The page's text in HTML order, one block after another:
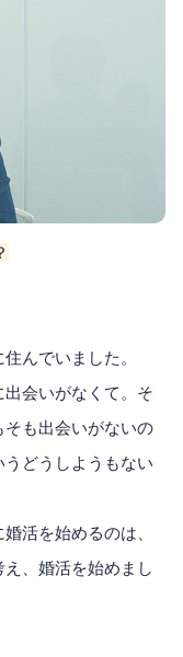
んでいました。
会いがなくて。そ
も出会いがないの
どうしようもない
活を始めるのは、
、婚活を始めまし